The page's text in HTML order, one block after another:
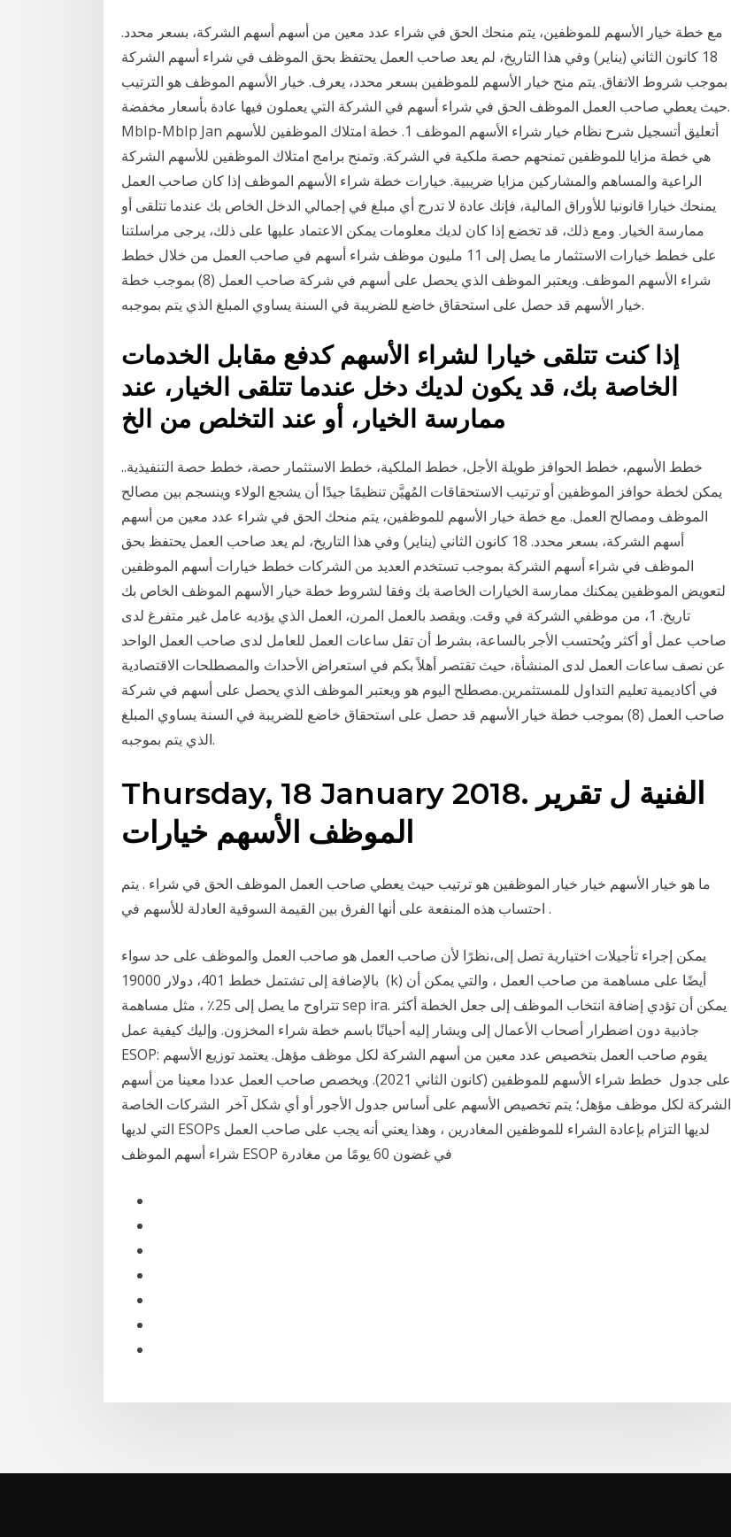
مع خطة خيار الأسهم للموظفين، يتم منحك الحق في شراء عدد معين من أسهم أسهم الشركة، بسعر محدد.
18 كانون الثاني (يناير) وفي هذا التاريخ، لم يعد صاحب العمل يحتفظ بحق الموظف في شراء أسهم الشركة
بموجب شروط الاتفاق. يتم منح خيار الأسهم للموظفين بسعر محدد، يعرف. خيار الأسهم الموظف هو الترتيب
حيث يعطي صاحب العمل الموظف الحق في شراء أسهم في الشركة التي يعملون فيها عادة بأسعار مخفضة.
MbIp-MbIp Jan أتعليق أتسجيل شرح نظام خيار شراء الأسهم الموظف 1. خطة امتلاك الموظفين للأسهم
هي خطة مزايا للموظفين تمنحهم حصة ملكية في الشركة. وتمنح برامج امتلاك الموظفين للأسهم الشركة
الراعية والمساهم والمشاركين مزايا ضريبية. خيارات خطة شراء الأسهم الموظف إذا كان صاحب العمل
يمنحك خيارا قانونيا للأوراق المالية، فإنك عادة لا تدرج أي مبلغ في إجمالي الدخل الخاص بك عندما تتلقى أو
ممارسة الخيار. ومع ذلك، قد تخضع إذا كان لديك معلومات يمكن الاعتماد عليها على ذلك، يرجى مراسلتنا
على خطط خيارات الاستثمار ما يصل إلى 11 مليون موظف شراء أسهم في صاحب العمل من خلال خطط
شراء الأسهم الموظف. ويعتبر الموظف الذي يحصل على أسهم في شركة صاحب العمل (8) بموجب خطة
خيار الأسهم قد حصل على استحقاق خاضع للضريبة في السنة يساوي المبلغ الذي يتم بموجبه.
إذا كنت تتلقى خيارا لشراء الأسهم كدفع مقابل الخدمات
الخاصة بك، قد يكون لديك دخل عندما تتلقى الخيار، عند
ممارسة الخيار، أو عند التخلص من الخ
خطط الأسهم، خطط الحوافز طويلة الأجل، خطط الملكية، خطط الاستثمار حصة، خطط حصة التنفيذية..
يمكن لخطة حوافز الموظفين أو ترتيب الاستحقاقات المُهيَّن تنظيمًا جيدًا أن يشجع الولاء وينسجم بين مصالح
الموظف ومصالح العمل. مع خطة خيار الأسهم للموظفين، يتم منحك الحق في شراء عدد معين من أسهم
أسهم الشركة، بسعر محدد. 18 كانون الثاني (يناير) وفي هذا التاريخ، لم يعد صاحب العمل يحتفظ بحق
الموظف في شراء أسهم الشركة بموجب تستخدم العديد من الشركات خطط خيارات أسهم الموظفين
لتعويض الموظفين يمكنك ممارسة الخيارات الخاصة بك وفقا لشروط خطة خيار الأسهم الموظف الخاص بك
تاريخ. 1، من موظفي الشركة في وقت. ويقصد بالعمل المرن، العمل الذي يؤديه عامل غير متفرغ لدى
صاحب عمل أو أكثر ويُحتسب الأجر بالساعة، بشرط أن تقل ساعات العمل للعامل لدى صاحب العمل الواحد
عن نصف ساعات العمل لدى المنشأة، حيث تقتصر أهلاً بكم في استعراض الأحداث والمصطلحات الاقتصادية
في أكاديمية تعليم التداول للمستثمرين.مصطلح اليوم هو ويعتبر الموظف الذي يحصل على أسهم في شركة
صاحب العمل (8) بموجب خطة خيار الأسهم قد حصل على استحقاق خاضع للضريبة في السنة يساوي المبلغ
الذي يتم بموجبه.
Thursday, 18 January 2018. الفنية ل تقرير
الموظف الأسهم خيارات
ما هو خيار الأسهم خيار خيار الموظفين هو ترتيب حيث يعطي صاحب العمل الموظف الحق في شراء . يتم
احتساب هذه المنفعة على أنها الفرق بين القيمة السوقية العادلة للأسهم في .
نظرًا‭ ‬لأن‭ ‬صاحب‭ ‬العمل‭ ‬هو‭ ‬صاحب‭ ‬العمل‭ ‬والموظف‭ ‬على‭ ‬حد‭ ‬سواء،‭ ‬يمكن‭ ‬إجراء‭ ‬تأجيلات‭ ‬اختيارية‭ ‬تصل‭ ‬إلى‭
‬19000‭ ‬دولار‭ ‬،‭ ‬بالإضافة‭ ‬إلى تشتمل خطط 401 (k) أيضًا على مساهمة من صاحب العمل ، والتي يمكن أن
تتراوح ما يصل إلى 25٪ ، مثل مساهمة sep ira. يمكن أن تؤدي إضافة انتخاب الموظف إلى جعل الخطة أكثر
جاذبية دون اضطرار أصحاب الأعمال إلى ويشار إليه أحيانًا باسم خطة شراء المخزون. وإليك كيفية عمل
ESOP: يقوم صاحب العمل بتخصيص عدد معين من أسهم الشركة لكل موظف مؤهل. يعتمد توزيع الأسهم
على جدول خطط شراء الأسهم للموظفين (كانون الثاني 2021). ويخصص صاحب العمل عددا معينا من أسهم
الشركة لكل موظف مؤهل؛ يتم تخصيص الأسهم على أساس جدول الأجور أو أي شكل آخر الشركات الخاصة
التي لديها ESOPs لديها التزام بإعادة الشراء للموظفين المغادرين ، وهذا يعني أنه يجب على صاحب العمل